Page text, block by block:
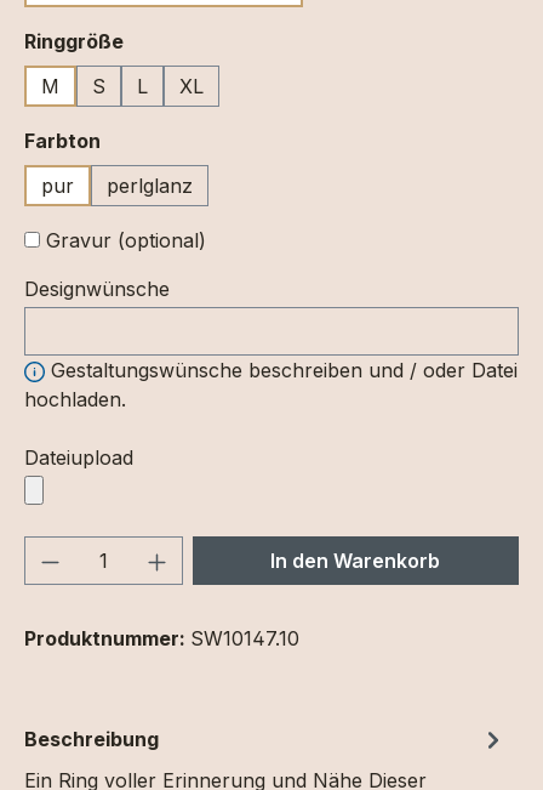
Ringgrößeauswählen
M
S L XL
Farbton
pur
perlglanz
Gravur (optional)
Designwünsche
Gestaltungswünsche beschreiben und / oder Datei
hochladen.
Dateiupload
Produkt Anzahl: Gib denIn den Warenkorb
Produktnummer: SW10147.10
Beschreibung
Ein Ring voller Erinnerung und Nähe Dieser